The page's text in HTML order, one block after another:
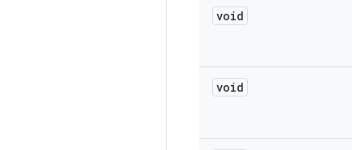
void
void